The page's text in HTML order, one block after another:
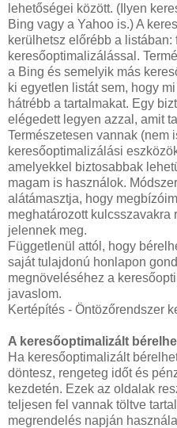
lehetőségei között. (Ilyen
Bing vagy a Yahoo is.) A
kerülhetsz előrébb a
keresőoptimalizálással.
a Bing és semelyik más
ki egyetlen listát sem, hogy
hátrébb a tartalmakat. Egy
elégedett legyen azzal, amit
Természetesen vannak (nem
keresőoptimalizálási
amelyekkel biztosabbak
magam is használok.
alátámasztja, hogy
meghatározott kulcsszavakra
jelennek meg.
Függetlenül attól, hogy
saját tulajdonú honlapon
megnöveléséhez a
javaslom.
Kertépítés - Öntözőrendszer
A keresőoptimalizált
Ha keresőoptimalizált
döntesz, rengeteg időt és
kezdetén. Ezek az oldalak
teljesen fel vannak töltve
megrendelés napján